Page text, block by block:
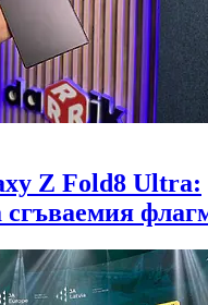
Z Fold8 Ultra: